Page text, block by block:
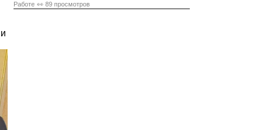
Работе 👀 89 просмотров